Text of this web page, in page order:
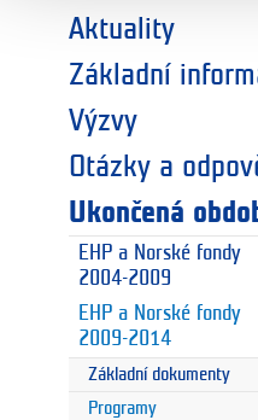
Aktuality
Základní
Výzvy
Otázky a
Ukončená
EHP a Norské fondy
2004-2009
EHP a Norské fondy
2009-2014
Základní dokumenty
Programy